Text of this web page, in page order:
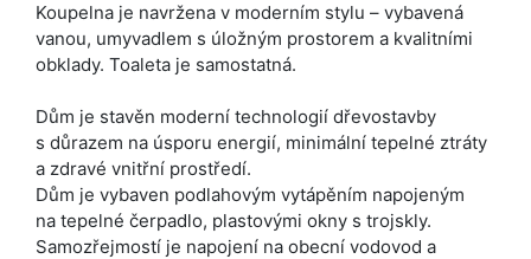
Koupelna je navržena v moderním stylu – vybavená
vanou, umyvadlem s úložným prostorem a kvalitními
obklady. Toaleta je samostatná.
Dům je stavěn moderní technologií dřevostavby
s důrazem na úsporu energií, minimální tepelné ztráty
a zdravé vnitřní prostředí.
Dům je vybaven podlahovým vytápěním napojeným
na tepelné čerpadlo, plastovými okny s trojskly.
Samozřejmostí je napojení na obecní vodovod a